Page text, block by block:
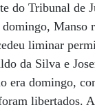
do Tribunal de
Manso
liminar
da Silva e
era domingo,
libertados.